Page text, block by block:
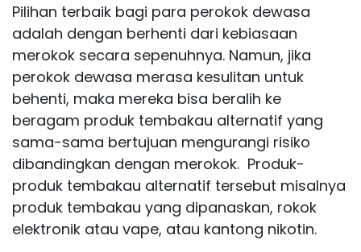
Pilihan terbaik bagi para perokok dewasa
adalah dengan berhenti dari kebiasaan
merokok secara sepenuhnya. Namun, jika
perokok dewasa merasa kesulitan untuk
behenti, maka mereka bisa beralih ke
beragam produk tembakau alternatif yang
sama-sama bertujuan mengurangi risiko
dibandingkan dengan merokok. Produk-
produk tembakau alternatif tersebut misalnya
produk tembakau yang dipanaskan, rokok
elektronik atau vape, atau kantong nikotin.